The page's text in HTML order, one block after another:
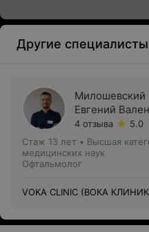
Другие специалисты
Милошевский
Евгений
4 отзыва
5.0
Стаж 13 лет • Высшая
медицинских наук
Офтальмолог
VOKA CLINIC (ВОКА